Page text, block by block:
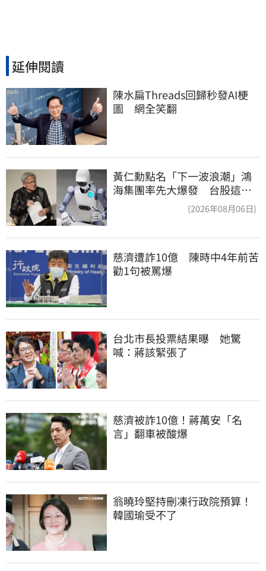
延伸閱讀
陳水扁Threads回歸秒發AI梗
圖　網全笑翻
黃仁勳點名「下一波浪潮」鴻
海集團率先大爆發 台股這族
(2026年08月06日)
慈濟遭詐10億　陳時中4年前苦
勸1句被罵爆
台北市長投票結果曝　她驚
喊：蔣該緊張了
慈濟被詐10億！蔣萬安「名
言」翻車被酸爆
翁曉玲堅持刪凍行政院預算！
韓國瑜受不了